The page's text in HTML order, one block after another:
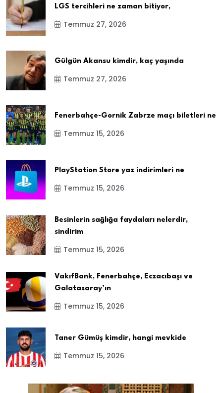
LGS tercihleri ne zaman bitiyor,
Temmuz 27, 2026
Gülgün Akansu kimdir, kaç yaşında
Temmuz 27, 2026
Fenerbahçe-Gornik Zabrze maçı biletleri ne
Temmuz 15, 2026
PlayStation Store yaz indirimleri ne
Temmuz 15, 2026
Besinlerin sağlığa faydaları nelerdir,
sindirim
Temmuz 15, 2026
VakıfBank, Fenerbahçe, Eczacıbaşı ve
Galatasaray’ın
Temmuz 15, 2026
Taner Gümüş kimdir, hangi mevkide
Temmuz 15, 2026